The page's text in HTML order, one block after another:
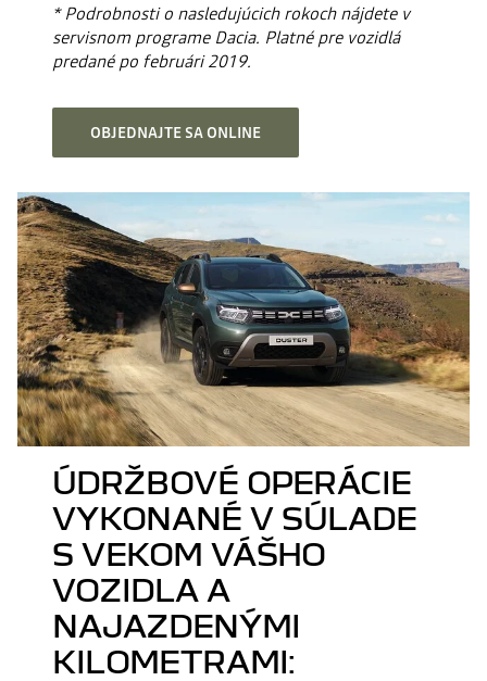
* Podrobnosti o nasledujúcich rokoch nájdete v
servisnom programe Dacia. Platné pre vozidlá
predané po februári 2019.
OBJEDNAJTE SA ONLINE
ÚDRŽBOVÉ OPERÁCIE
VYKONANÉ V SÚLADE
S VEKOM VÁŠHO
VOZIDLA A
NAJAZDENÝMI
KILOMETRAMI: